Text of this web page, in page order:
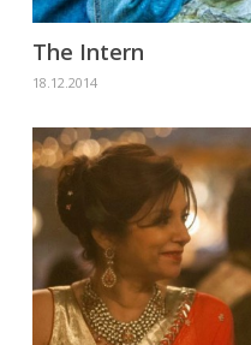
The Intern
18.12.2014